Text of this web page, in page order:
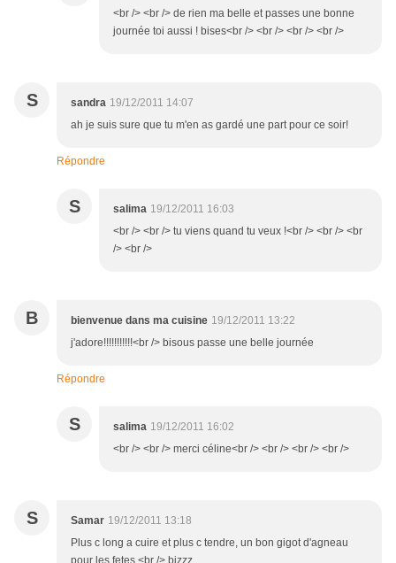
<br /> <br /> de rien ma belle et passes une bonne
journée toi aussi ! bises<br /> <br /> <br /> <br />
S sandra 19/12/2011 14:07
ah je suis sure que tu m'en as gardé une part pour ce soir!
Répondre
S salima 19/12/2011 16:03
<br /> <br /> tu viens quand tu veux !<br /> <br /> <br
/> <br />
B bienvenue dans ma cuisine 19/12/2011 13:22
j'adore!!!!!!!!!!!<br /> bisous passe une belle journée
Répondre
S salima 19/12/2011 16:02
<br /> <br /> merci céline<br /> <br /> <br /> <br />
S Samar 19/12/2011 13:18
Plus c long a cuire et plus c tendre, un bon gigot d'agneau
pour les fetes.<br /> bizzz